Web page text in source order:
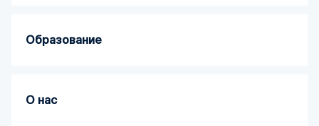
Образование
О нас